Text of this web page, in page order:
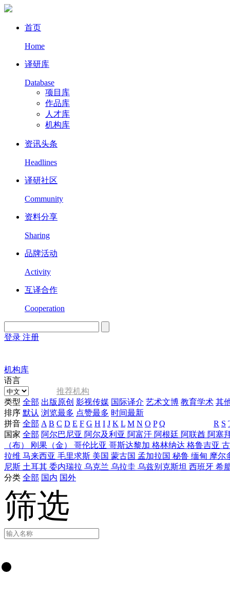
首页
Home
译研库
Database
项目库
作品库
人才库
机构库
资讯头条
Headlines
译研社区
Community
资料分享
Sharing
品牌活动
Activity
互译合作
Cooperation
登录 注册
机构库
语言
推荐机构
类型 全部 出版原创 影视传媒 国际译介 艺术文博 教育学术 其
排序 默认 浏览最多 点赞最多 时间最新
拼音 全部 A B C D E F G H I J K L M N O P Q R S
国家 全部 阿尔巴尼亚 阿尔及利亚 阿富汗 阿根廷 阿联酋 阿塞
（布）
刚果（金） 哥伦比亚 哥斯达黎加 格林纳达 格鲁吉亚
拉维 马来西亚 毛里求斯 美国 蒙古国 孟加拉国 秘鲁 缅甸 摩尔
尼斯 土耳其 委内瑞拉 乌克兰 乌拉圭 乌兹别克斯坦 西班牙 希
分类 全部 国内 国外
筛选